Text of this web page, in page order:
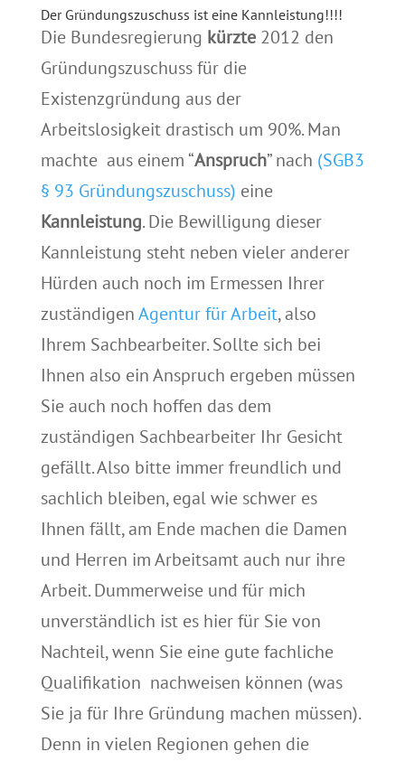
Der Gründungszuschuss ist eine Kannleistung!!!!
Die Bundesregierung kürzte2012 den
Gründungszuschuss für die
Existenzgründung aus der
Arbeitslosigkeit drastisch um 90%. Man
machte aus einem “Anspruch” nach (SGB3
§ 93 Gründungszuschuss) eine
Kannleistung. Die Bewilligung dieser
Kannleistung steht neben vieler anderer
Hürden auch noch im Ermessen Ihrer
zuständigenAgentur für Arbeit, also
Ihrem Sachbearbeiter.Sollte sich bei
Ihnen also ein Anspruch ergeben müssen
Sie auch noch hoffen das dem
zuständigen Sachbearbeiter Ihr Gesicht
gefällt.Also bitte immer freundlich und
sachlich bleiben, egal wie schwer es
Ihnen fällt, am Ende machen die Damen
und Herren im Arbeitsamt auch nur ihre
Arbeit.Dummerweise und für mich
unverständlich ist es hier für Sie von
Nachteil, wenn Sie eine gute fachliche
Qualifikation nachweisen können (was
Sie ja für Ihre Gründung machen müssen).
Denn in vielen Regionen gehen die